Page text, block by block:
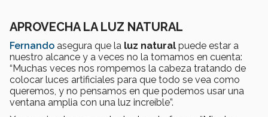
APROVECHA LA LUZ NATURAL
Fernando asegura que la luz natural puede estar a
nuestro alcance y a veces no la tomamos en cuenta:
“Muchas veces nos rompemos la cabeza tratando de
colocar luces artificiales para que todo se vea como
queremos, y no pensamos en que podemos usar una
ventana amplia con una luz increíble”.